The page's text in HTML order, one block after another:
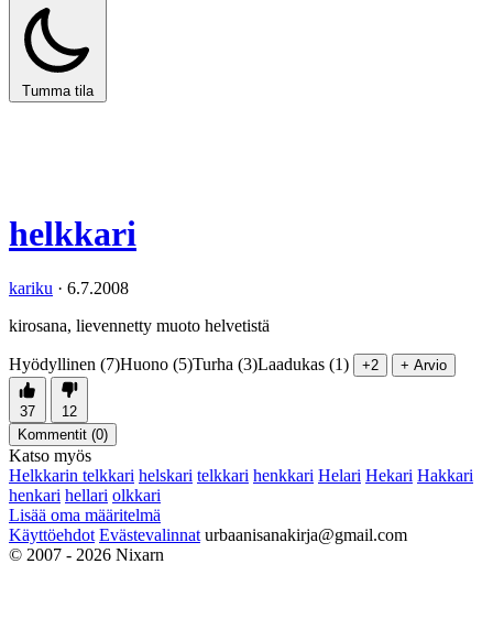
Tumma tila
helkkari
kariku · 6.7.2008
kirosana, lievennetty muoto helvetistä
Hyödyllinen (7)Huono (5)Turha (3)Laadukas (1) +2 + Arvio
37
12
Kommentit (0)
Katso myös
Helkkarin telkkari helskari telkkari henkkari Helari Hekari Hakkari
henkari hellari olkkari
Lisää oma määritelmä
Käyttöehdot Evästevalinnat urbaanisanakirja@gmail.com
© 2007 - 2026 Nixarn